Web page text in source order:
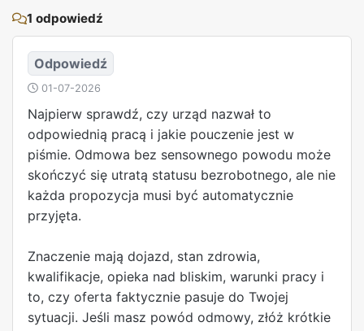
1 odpowiedź
Odpowiedź
01-07-2026
Najpierw sprawdź, czy urząd nazwał to
odpowiednią pracą i jakie pouczenie jest w
piśmie. Odmowa bez sensownego powodu może
skończyć się utratą statusu bezrobotnego, ale nie
każda propozycja musi być automatycznie
przyjęta.
Znaczenie mają dojazd, stan zdrowia,
kwalifikacje, opieka nad bliskim, warunki pracy i
to, czy oferta faktycznie pasuje do Twojej
sytuacji. Jeśli masz powód odmowy, złóż krótkie